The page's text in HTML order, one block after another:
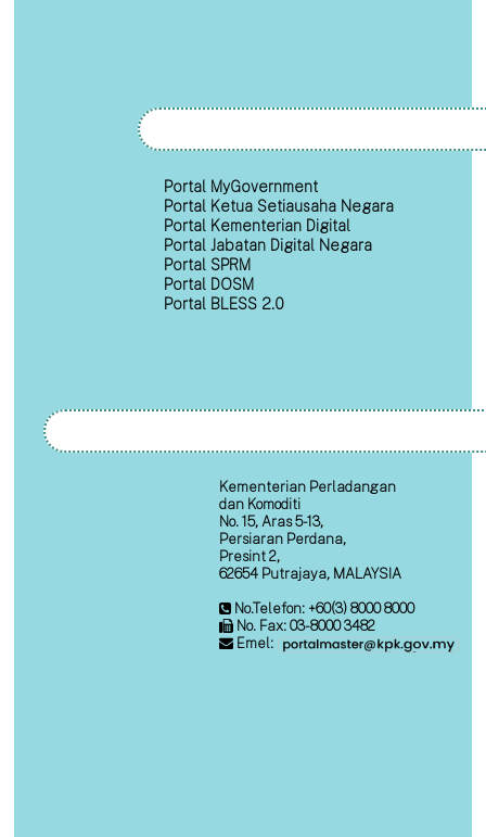
Portal MyGovernment
Portal Ketua Setiausaha Negara
Portal Kementerian Digital
Portal Jabatan Digital Negara
Portal SPRM
Portal DOSM
Portal BLESS 2.0
Kementerian Perladangan
dan Komoditi
No. 15, Aras 5-13,
Persiaran Perdana,
Presint 2,
62654 Putrajaya, MALAYSIA
No.Telefon: +60(3) 8000 8000
No. Fax: 03-8000 3482
Emel: